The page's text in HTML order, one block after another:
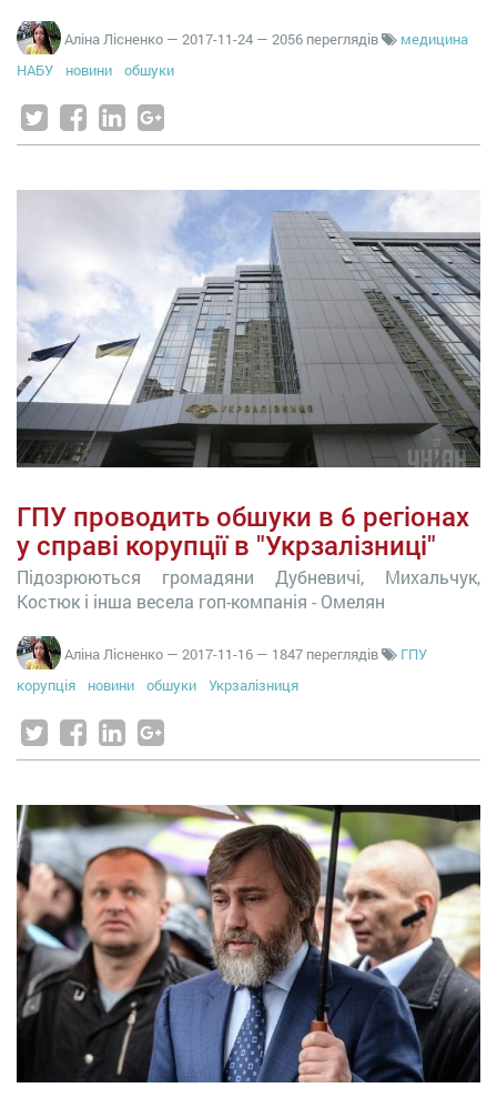
Аліна Лісненко — 2017-11-24 — 2056 переглядів
медицина
НАБУ
новини обшуки
ГПУ проводить обшуки в 6 регіонах
у справі корупції в "Укрзалізниці"
Підозрюються громадяни Дубневичі, Михальчук,
Костюк і інша весела гоп-компанія - Омелян
Аліна Лісненко — 2017-11-16 — 1847 переглядів
ГПУ
корупція
новини обшуки Укрзалізниця